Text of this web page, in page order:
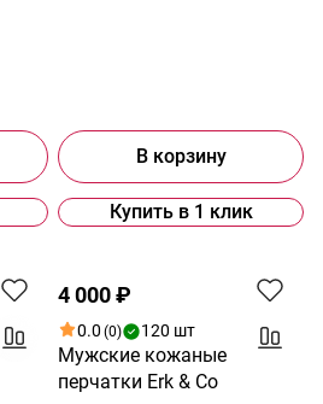
В корзину
Купить в 1 клик
4 000 ₽
0.0 (0) 120 шт
Мужские кожаные
перчатки Erk & Co